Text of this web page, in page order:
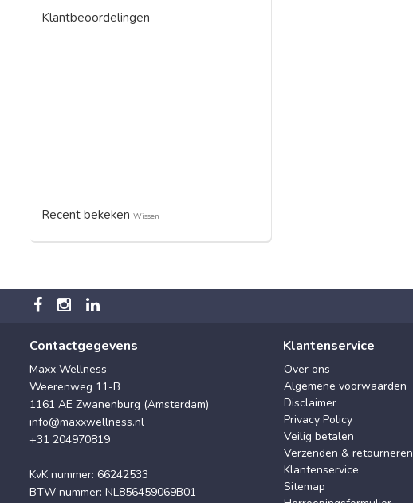
Klantbeoordelingen
Recent bekeken Wissen
Contactgegevens
Maxx Wellness
Weerenweg 11-B
1161 AE Zwanenburg (Amsterdam)
info@maxxwellness.nl
+31 204970819
KvK nummer: 66242533
BTW nummer: NL856459069B01
Klantenservice
Over ons
Algemene voorwaarden
Disclaimer
Privacy Policy
Veilig betalen
Verzenden & retourneren
Klantenservice
Sitemap